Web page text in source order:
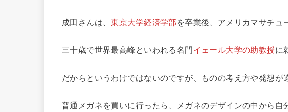
成田さんは、東京大学経済学部 を卒業後、アメリカマサチュ
三十歳で世界最高峰といわれる名門 イェール大学の助教授に
だからというわけではないのですが、ものの考え方や発想が
普通メガネを買いに行ったら、メガネのデザインの中から自